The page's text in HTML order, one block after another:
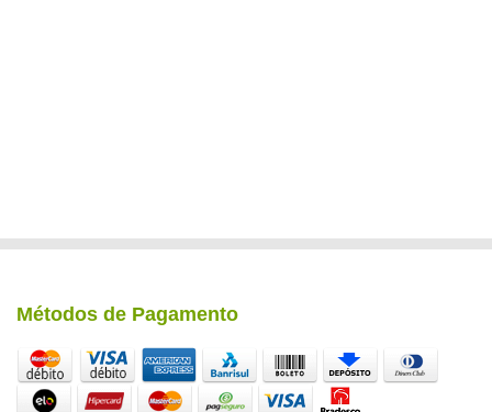
Métodos de Pagamento